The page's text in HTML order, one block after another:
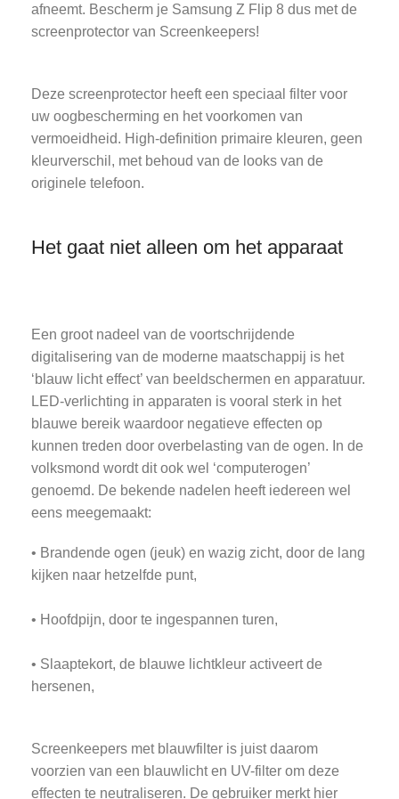
afneemt. Bescherm je Samsung Z Flip 8 dus met de
screenprotector van Screenkeepers!
Deze screenprotector heeft een speciaal filter voor
uw oogbescherming en het voorkomen van
vermoeidheid. High-definition primaire kleuren, geen
kleurverschil, met behoud van de looks van de
originele telefoon.
Het gaat niet alleen om het apparaat
Een groot nadeel van de voortschrijdende
digitalisering van de moderne maatschappij is het
‘blauw licht effect’ van beeldschermen en apparatuur.
LED-verlichting in apparaten is vooral sterk in het
blauwe bereik waardoor negatieve effecten op
kunnen treden door overbelasting van de ogen. In de
volksmond wordt dit ook wel ‘computerogen’
genoemd. De bekende nadelen heeft iedereen wel
eens meegemaakt:
• Brandende ogen (jeuk) en wazig zicht, door de lang
kijken naar hetzelfde punt,
• Hoofdpijn, door te ingespannen turen,
• Slaaptekort, de blauwe lichtkleur activeert de
hersenen,
Screenkeepers met blauwfilter is juist daarom
voorzien van een blauwlicht en UV-filter om deze
effecten te neutraliseren. De gebruiker merkt hier